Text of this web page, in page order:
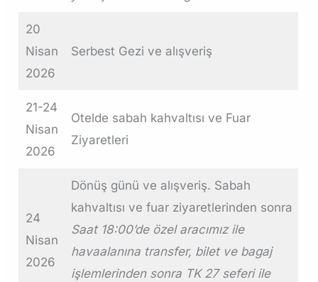
20
Nisan
2026
Serbest Gezi ve alışveriş
21-24
Nisan
2026
Otelde sabah kahvaltısı ve Fuar
Ziyaretleri
24
Nisan
2026
Dönüş günü ve alışveriş. Sabah
kahvaltısı ve fuar ziyaretlerinden sonra
Saat 18:00’de özel aracımız ile
havaalanına transfer, bilet ve bagaj
işlemlerinden sonra TK 27 seferi ile